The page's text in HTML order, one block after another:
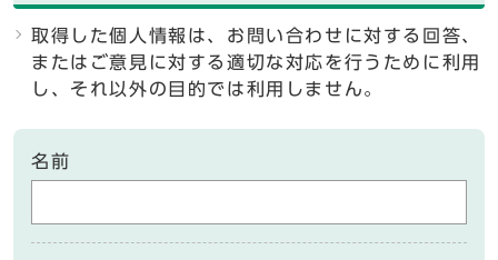
取得した個人情報は、お問い合わせに対する回答、
またはご意見に対する適切な対応を行うために利用
し、それ以外の目的では利用しません。
名前